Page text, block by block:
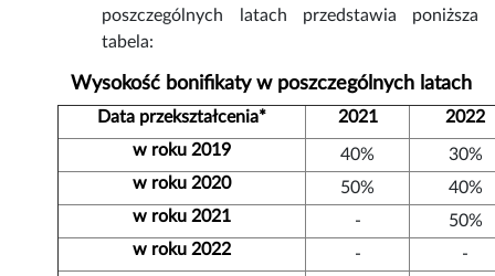
poszczególnych latach przedstawia poniższa
tabela:
Wysokość bonifikaty w poszczególnych latach
Data przekształcenia* 2021
2022
w roku 2019
40%
30%
w roku 2020
50%
40%
w roku 2021
-
50%
w roku 2022
-
-